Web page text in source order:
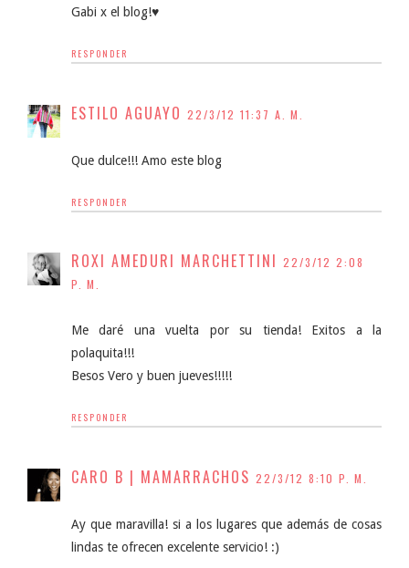
Gabi x el blog!♥
RESPONDER
ESTILO AGUAYO 22/3/12 11:37 A. M.
Que dulce!!! Amo este blog
RESPONDER
ROXI AMEDURI MARCHETTINI 22/3/12 2:08
P. M.
Me daré una vuelta por su tienda! Exitos a la
polaquita!!!
Besos Vero y buen jueves!!!!!
RESPONDER
CARO B | MAMARRACHOS 22/3/12 8:10 P. M.
Ay que maravilla! si a los lugares que además de cosas
lindas te ofrecen excelente servicio! :)